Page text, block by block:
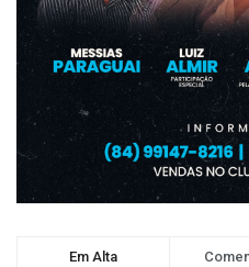
Em Alta